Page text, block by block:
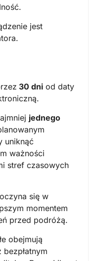
jest
30 dni od daty
jednego
uniknąć
ważności
stref czasowych
się w
momentem
przed podróżą.
obejmują